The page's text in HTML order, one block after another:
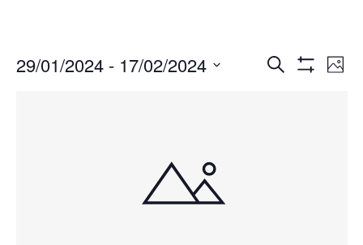
Buscar
de
Foto
29/01/2024 - 17/02/2024